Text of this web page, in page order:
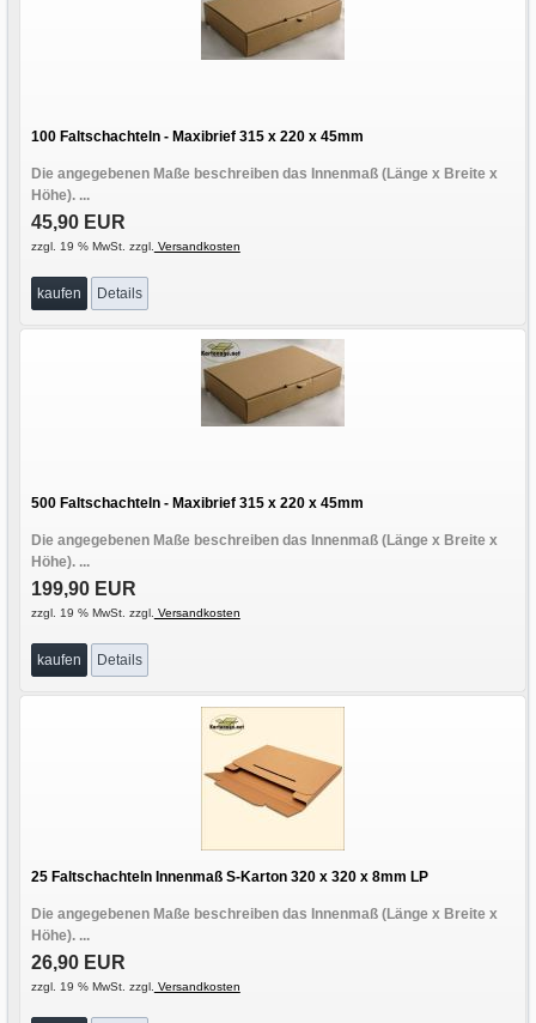
100 Faltschachteln - Maxibrief 315 x 220 x 45mm
Die angegebenen Maße beschreiben das Innenmaß (Länge x Breite x
Höhe). ...
45,90 EUR
zzgl. 19 % MwSt. zzgl. Versandkosten
kaufen Details
500 Faltschachteln - Maxibrief 315 x 220 x 45mm
Die angegebenen Maße beschreiben das Innenmaß (Länge x Breite x
Höhe). ...
199,90 EUR
zzgl. 19 % MwSt. zzgl. Versandkosten
kaufen Details
25 Faltschachteln Innenmaß S-Karton 320 x 320 x 8mm LP
Die angegebenen Maße beschreiben das Innenmaß (Länge x Breite x
Höhe). ...
26,90 EUR
zzgl. 19 % MwSt. zzgl. Versandkosten